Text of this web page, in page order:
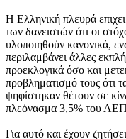
Η Ελληνική πλευρά
των δανειστών ότι οι
υλοποιηθούν κανονικά,
περιλαμβάνει άλλες
προεκλογικά όσο και
προβληματισμό τους ότι
ψηφίστηκαν θέτουν σε
πλεόνασμα 3,5% του
Για αυτό και έχουν